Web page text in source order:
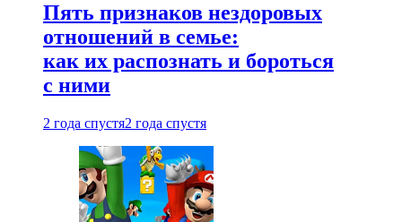
Пять признаков нездоровых
отношений в семье:
как их распознать и бороться
с ними
2 года спустя2 года спустя